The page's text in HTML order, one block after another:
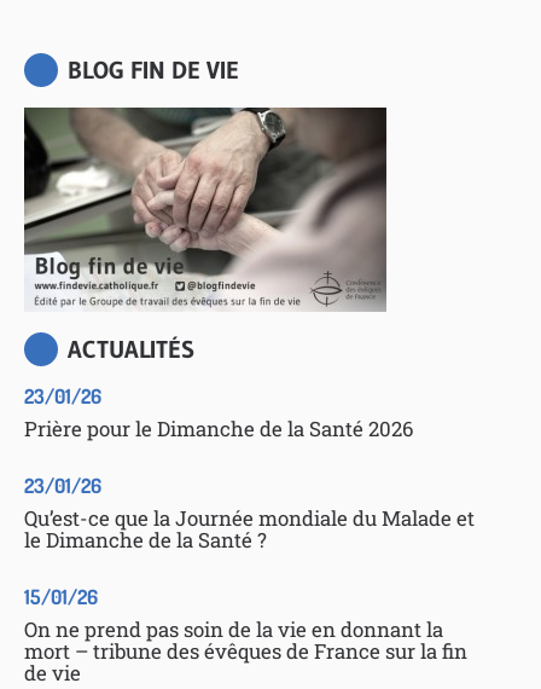
BLOG FIN DE VIE
ACTUALITÉS
23/01/26
Prière pour le Dimanche de la Santé 2026
23/01/26
Qu’est-ce que la Journée mondiale du Malade et
le Dimanche de la Santé ?
15/01/26
On ne prend pas soin de la vie en donnant la
mort – tribune des évêques de France sur la fin
de vie